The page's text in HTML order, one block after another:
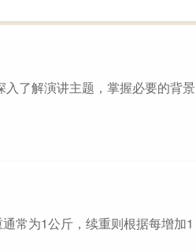
了解演讲主题，掌握必要的背景
常为1公斤，续重则根据每增加1